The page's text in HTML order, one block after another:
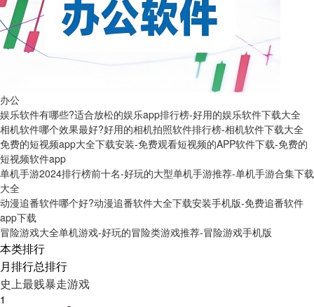
办公
娱乐软件有哪些?适合放松的娱乐app排行榜-好用的娱乐软件下载大全
相机软件哪个效果最好?好用的相机拍照软件排行榜-相机软件下载大全
免费的短视频app大全下载安装-免费观看短视频的APP软件下载-免费的
短视频软件app
单机手游2024排行榜前十名-好玩的大型单机手游推荐-单机手游合集下载
大全
动漫追番软件哪个好?动漫追番软件大全下载安装手机版-免费追番软件
app下载
冒险游戏大全单机游戏-好玩的冒险类游戏推荐-冒险游戏手机版
本类排行
月排行总排行
史上最贱暴走游戏
1